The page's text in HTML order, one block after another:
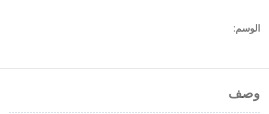
الوسم:
وصف